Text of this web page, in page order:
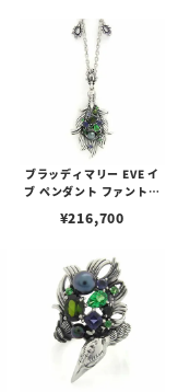
ブラッディマリー EVE イ
ブ ペンダント ファントム
¥216,700